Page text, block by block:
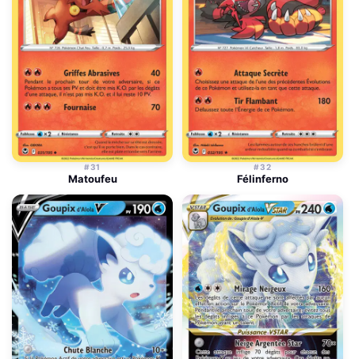
#31
Matoufeu
#32
Félinferno